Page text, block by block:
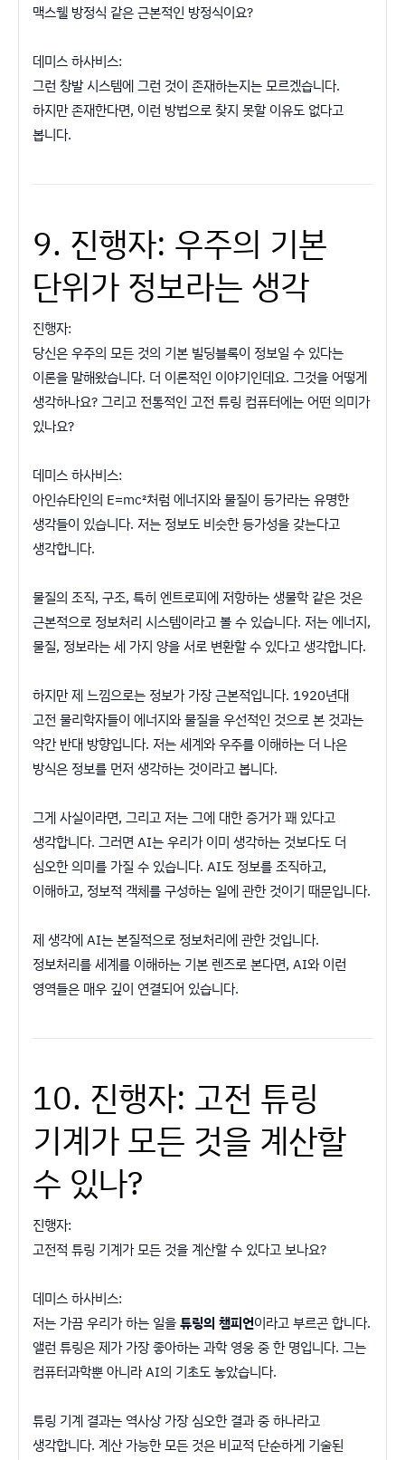
맥스웰 방정식 같은 근본적인 방정식이요?
데미스 하사비스:
그런 창발 시스템에 그런 것이 존재하는지는 모르겠습니다.
하지만 존재한다면, 이런 방법으로 찾지 못할 이유도 없다고
봅니다.
9. 진행자: 우주의 기본
단위가 정보라는 생각
진행자:
당신은 우주의 모든 것의 기본 빌딩블록이 정보일 수 있다는
이론을 말해왔습니다. 더 이론적인 이야기인데요. 그것을 어떻게
생각하나요? 그리고 전통적인 고전 튜링 컴퓨터에는 어떤 의미가
있나요?
데미스 하사비스:
아인슈타인의 E=mc²처럼 에너지와 물질이 등가라는 유명한
생각들이 있습니다. 저는 정보도 비슷한 등가성을 갖는다고
생각합니다.
물질의 조직, 구조, 특히 엔트로피에 저항하는 생물학 같은 것은
근본적으로 정보처리 시스템이라고 볼 수 있습니다. 저는 에너지,
물질, 정보라는 세 가지 양을 서로 변환할 수 있다고 생각합니다.
하지만 제 느낌으로는 정보가 가장 근본적입니다. 1920년대
고전 물리학자들이 에너지와 물질을 우선적인 것으로 본 것과는
약간 반대 방향입니다. 저는 세계와 우주를 이해하는 더 나은
방식은 정보를 먼저 생각하는 것이라고 봅니다.
그게 사실이라면, 그리고 저는 그에 대한 증거가 꽤 있다고
생각합니다. 그러면 AI는 우리가 이미 생각하는 것보다도 더
심오한 의미를 가질 수 있습니다. AI도 정보를 조직하고,
이해하고, 정보적 객체를 구성하는 일에 관한 것이기 때문입니다.
제 생각에 AI는 본질적으로 정보처리에 관한 것입니다.
정보처리를 세계를 이해하는 기본 렌즈로 본다면, AI와 이런
영역들은 매우 깊이 연결되어 있습니다.
10. 진행자: 고전 튜링
기계가 모든 것을 계산할
수 있나?
진행자:
고전적 튜링 기계가 모든 것을 계산할 수 있다고 보나요?
데미스 하사비스:
저는 가끔 우리가 하는 일을튜링의 챔피언이라고 부르곤 합니다.
앨런 튜링은 제가 가장 좋아하는 과학 영웅 중 한 명입니다. 그는
컴퓨터과학뿐 아니라 AI의 기초도 놓았습니다.
튜링 기계 결과는 역사상 가장 심오한 결과 중 하나라고
생각합니다. 계산 가능한 모든 것은 비교적 단순하게 기술된